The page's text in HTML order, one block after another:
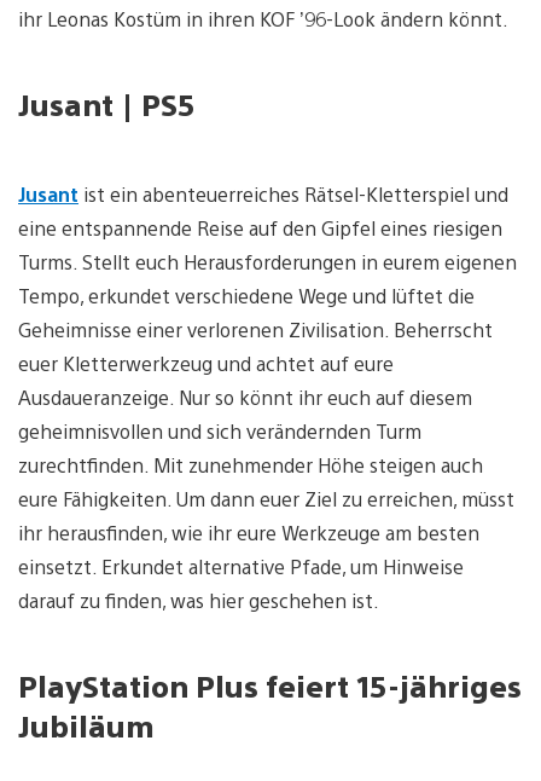
ihr Leonas Kostüm in ihren KOF ’96-Look ändern könnt.
Jusant | PS5
Jusant ist ein abenteuerreiches Rätsel-Kletterspiel und
eine entspannende Reise auf den Gipfel eines riesigen
Turms. Stellt euch Herausforderungen in eurem eigenen
Tempo, erkundet verschiedene Wege und lüftet die
Geheimnisse einer verlorenen Zivilisation. Beherrscht
euer Kletterwerkzeug und achtet auf eure
Ausdaueranzeige. Nur so könnt ihr euch auf diesem
geheimnisvollen und sich verändernden Turm
zurechtfinden. Mit zunehmender Höhe steigen auch
eure Fähigkeiten. Um dann euer Ziel zu erreichen, müsst
ihr herausfinden, wie ihr eure Werkzeuge am besten
einsetzt. Erkundet alternative Pfade, um Hinweise
darauf zu finden, was hier geschehen ist.
PlayStation Plus feiert 15-jähriges
Jubiläum